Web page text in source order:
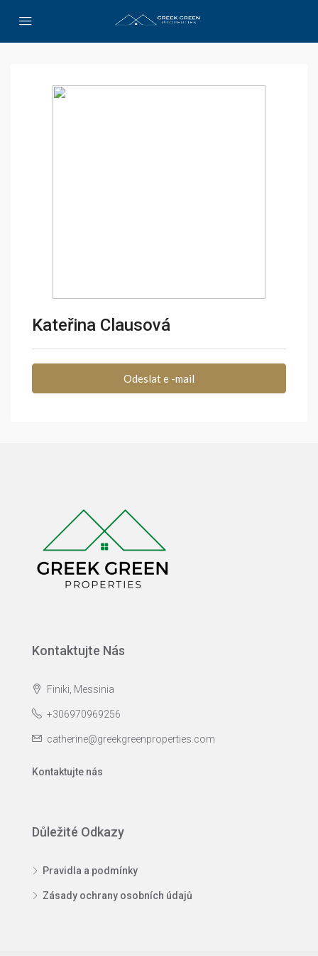
Kateřina Clausová
Odeslat e -mail
Kontaktujte Nás
Finiki, Messinia
+306970969256
catherine@greekgreenproperties.com
Kontaktujte nás
Důležité Odkazy
Pravidla a podmínky
Zásady ochrany osobních údajů